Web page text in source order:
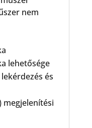
nem
lehetősége
és
megjelenítési